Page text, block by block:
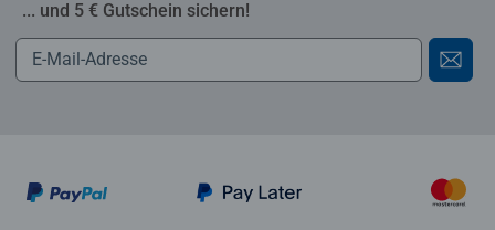
... und 5 € Gutschein sichern!